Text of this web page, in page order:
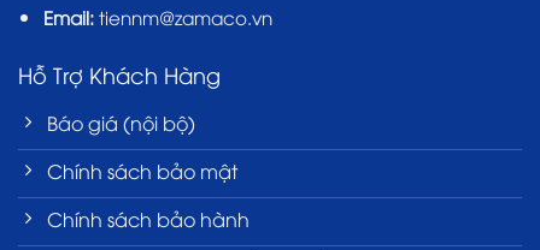
Email:tiennm@zamaco.vn
Hỗ Trợ Khách Hàng
Báo giá (nội bộ)
Chính sách bảo mật
Chính sách bảo hành